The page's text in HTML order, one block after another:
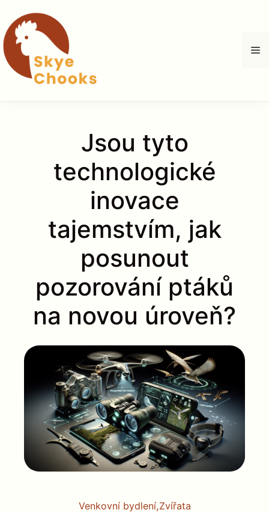
na
obsah
Jsou tyto
technologické
inovace
tajemstvím, jak
posunout
pozorování ptáků
na novou úroveň?
Venkovní bydlení,Zvířata